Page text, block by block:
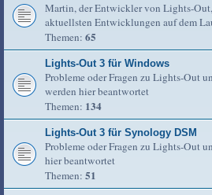
Martin, der Entwickler von Lights-
aktuellsten Entwicklungen auf dem
Themen: 65
Lights-Out 3 für Windows
Probleme oder Fragen zu Lights-Out
werden hier beantwortet
Themen: 134
Lights-Out 3 für Synology DSM
Probleme oder Fragen zu Lights-Out
hier beantwortet
Themen: 51